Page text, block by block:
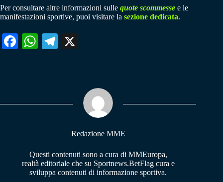
Per consultare altre informazioni sulle quote scommesse e le
manifestazioni sportive, puoi visitare la sezione dedicata.
Fa W
pp
Te
m
Redazione MME
Questi contenuti sono a cura di MMEuropa,
realtà editoriale che su Sportnews.BetFlag cura e
sviluppa contenuti di informazione sportiva.